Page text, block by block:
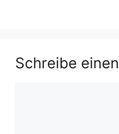
Schreibe